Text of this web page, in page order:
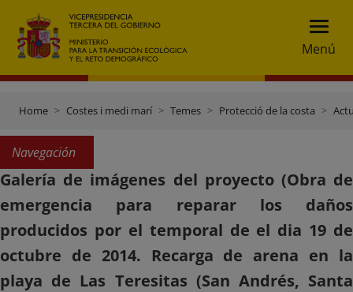
Menú
Home Costes i medi marí Temes Protecció de la costa
Navegación
Galería de imágenes del proyecto (Obra de
emergencia para reparar los daños
producidos por el temporal de el dia 19 de
octubre de 2014. Recarga de arena en la
playa de Las Teresitas (San Andrés, Santa